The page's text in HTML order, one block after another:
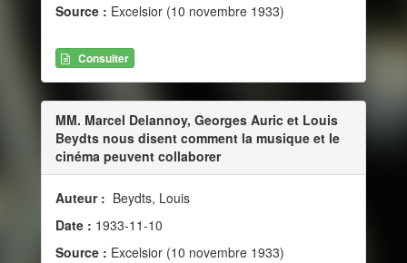
Source : Excelsior (10 novembre 1933)
Consulter
MM. Marcel Delannoy, Georges Auric et Louis
Beydts nous disent comment la musique et le
cinéma peuvent collaborer
Auteur : Beydts, Louis
Date : 1933-11-10
Source : Excelsior (10 novembre 1933)